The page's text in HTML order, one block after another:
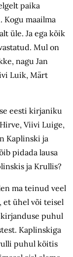
paika
Kogu maailma
üle. Ja ega kõik
Mul on
nagu Jan
Luik, Märt
eesti kirjaniku
Viivi Luige,
Kaplinski ja
pidada lausa
ja Krullis?
ma teinud veel
et ühel või teisel
puhul
Kaplinskiga
puhul köitis